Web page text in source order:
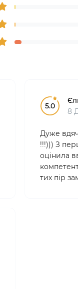
5.0
8
Дуже
!!!))) З
оцінила
тих пір